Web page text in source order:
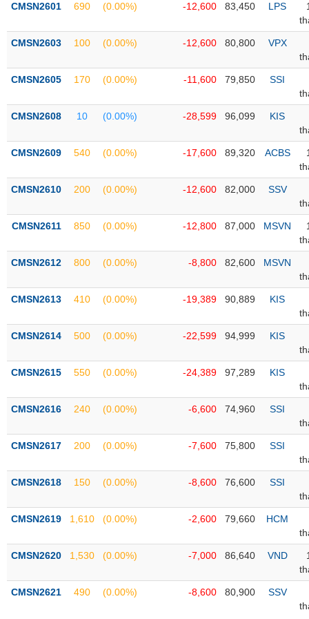
thái
phiếu
mô
thị
Niêm
Niêm
mới
yết
sung
niêm
yết
Theo
dõi
biệt
được
quỹ
mục
ETF
Cổ
chi
tiết
CMSN2601 690 (0.00%) -12,600 83,450 LPS
CMSN2603 100 (0.00%) -12,600 80,800
VPX
CMSN2605 170 (0.00%) -11,600 79,850
SSI
CMSN2608 10 (0.00%) -28,599 96,099
KIS
CMSN2609 540 (0.00%) -17,600 89,320 ACBS
CMSN2610 200 (0.00%) -12,600 82,000
SSV
CMSN2611 850 (0.00%) -12,800 87,000 MSVN
CMSN2612 800 (0.00%) -8,800 82,600
MSVN
CMSN2613 410 (0.00%) -19,389 90,889
KIS
CMSN2614 500 (0.00%) -22,599 94,999
KIS
CMSN2615 550 (0.00%) -24,389 97,289
KIS
CMSN2616 240 (0.00%) -6,600 74,960
SSI
CMSN2617 200 (0.00%) -7,600 75,800
SSI
CMSN2618 150 (0.00%) -8,600 76,600
SSI
CMSN2619 1,610 (0.00%) -2,600 79,660
HCM
CMSN2620 1,530 (0.00%) -7,000 86,640 VND
CMSN2621 490 (0.00%) -8,600 80,900
SSV
NGÀNH
DOANH
NGHIỆP
PHIẾU
PHÁI
TRÁI
CÔNG
ĐẦU
TƯ
DỮ
MỚI
Ngành
(-)